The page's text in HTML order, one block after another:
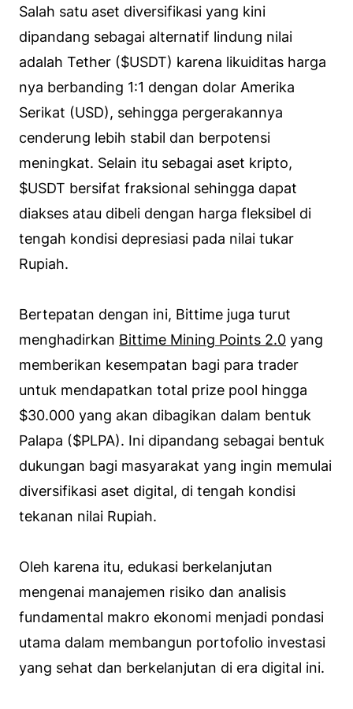
Salah satu aset diversifikasi yang kini
dipandang sebagai alternatif lindung nilai
adalah Tether ($USDT) karena likuiditas harga
nya berbanding 1:1 dengan dolar Amerika
Serikat (USD), sehingga pergerakannya
cenderung lebih stabil dan berpotensi
meningkat. Selain itu sebagai aset kripto,
$USDT bersifat fraksional sehingga dapat
diakses atau dibeli dengan harga fleksibel di
tengah kondisi depresiasi pada nilai tukar
Rupiah.
Bertepatan dengan ini, Bittime juga turut
menghadirkan Bittime Mining Points 2.0 yang
memberikan kesempatan bagi para trader
untuk mendapatkan total prize pool hingga
$30.000 yang akan dibagikan dalam bentuk
Palapa ($PLPA). Ini dipandang sebagai bentuk
dukungan bagi masyarakat yang ingin memulai
diversifikasi aset digital, di tengah kondisi
tekanan nilai Rupiah.
Oleh karena itu, edukasi berkelanjutan
mengenai manajemen risiko dan analisis
fundamental makro ekonomi menjadi pondasi
utama dalam membangun portofolio investasi
yang sehat dan berkelanjutan di era digital ini.